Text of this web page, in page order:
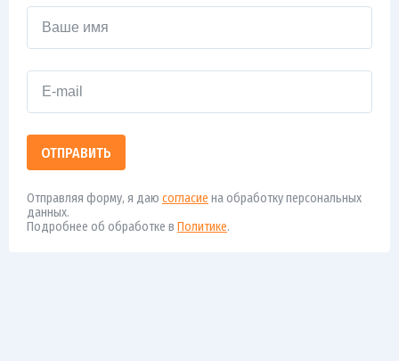
ОТПРАВИТЬ
Отправляя форму, я даю согласие на обработку персональных
данных.
Подробнее об обработке в Политике.